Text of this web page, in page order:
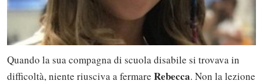
Quando la sua compagna di scuola disabile si trovava in
difficoltà, niente riusciva a fermare Rebecca. Non la lezione